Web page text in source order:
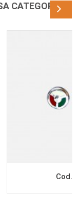
CATEGORIA